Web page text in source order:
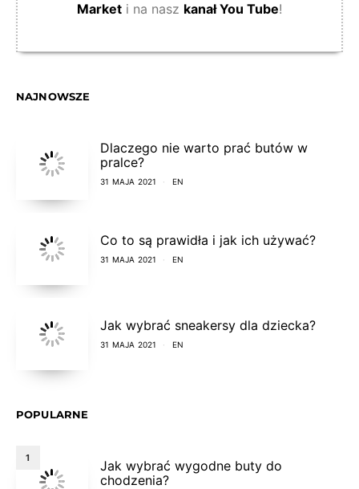
Market i na nasz kanał You Tube!
NAJNOWSZE
Dlaczego nie warto prać butów w
pralce?
31 MAJA 2021 EN
Co to są prawidła i jak ich używać?
31 MAJA 2021 EN
Jak wybrać sneakersy dla dziecka?
31 MAJA 2021 EN
POPULARNE
1
Jak wybrać wygodne buty do
chodzenia?